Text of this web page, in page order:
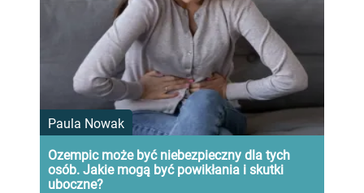
Paula Nowak
Ozempic może być niebezpieczny dla tych
osób. Jakie mogą być powikłania i skutki
uboczne?